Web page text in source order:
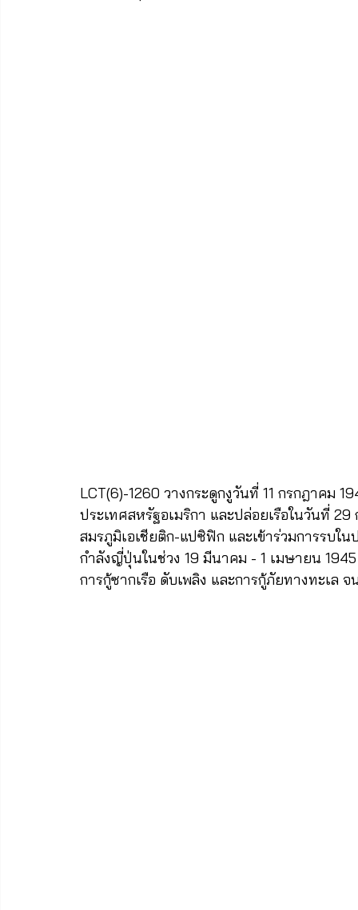
LCT(6)-1260 วางกระดูกงูวันที่ 11 กรกฎาคม
ประเทศสหรัฐอเมริกา และปล่อยเรือในวันที่
สมรภูมิเอเชียติก-แปซิฟิก และเข้าร่วมการรบใ
กำลังญี่ปุ่นในช่วง 19 มีนาคม - 1 เมษายน
การกู้ซากเรือ ดับเพลิง และการกู้ภัยทางทะเล